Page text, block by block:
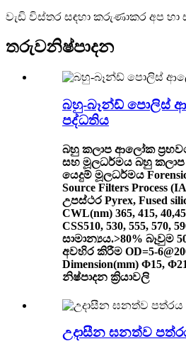
වැඩි විස්තර සඳහා කරුණාකර අප
තරුවනිෂ්පාදන
බහු-බෑන්ඩ් පොලිස්
පද්ධතිය
බහු කලාප ආලෝක
සහ මූලධර්මය බහු
යෙදුම් මූලධර්මය
Source Filters Process
උපස්ථර Pyrex, Fused
CWL(nm) 365, 415,
CSS510, 530, 555, 570,
සාමාන්‍යය.>80% බෑවුම
අවහිර කිරීම OD=5-
Dimension(mm) Φ15,
නිෂ්පාදන ක්‍රියාවලි
උදාසීන ඝනත්ව